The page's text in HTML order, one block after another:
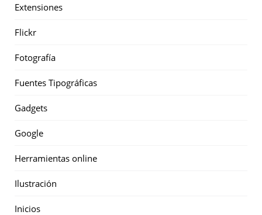
Extensiones
Flickr
Fotografía
Fuentes Tipográficas
Gadgets
Google
Herramientas online
Ilustración
Inicios